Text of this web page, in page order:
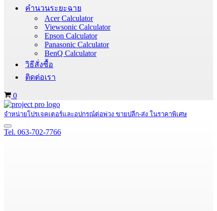
คำนวนระยะฉาย
Acer Calculator
Viewsonic Calculator
Epson Calculator
Panasonic Calculator
BenQ Calculator
วิธีสั่งซื้อ
ติดต่อเรา
Cart
0
จำหน่ายโปรเจคเตอร์และอุปกรณ์ต่อพ่วง ขายปลีก-ส่ง ในราคาพิเศษ
Navigation
Menu
Tel. 063-702-7766